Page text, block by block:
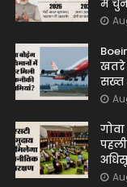
में
खतरे